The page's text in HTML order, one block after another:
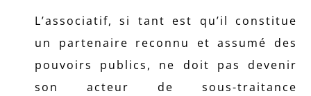
L’associatif, si tant est qu’il constitue
un partenaire reconnu et assumé des
pouvoirs publics, ne doit pas devenir
son acteur de sous-traitance